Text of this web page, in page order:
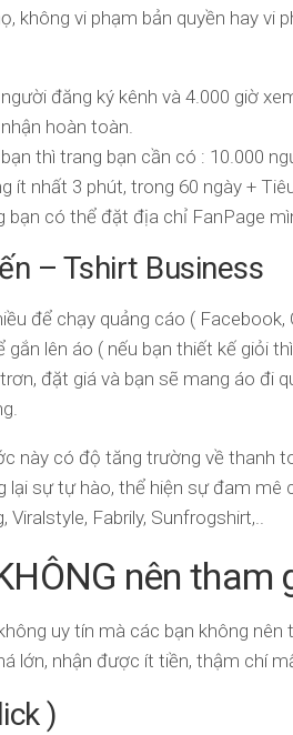
không vi phạm bản quyền hay vi
đăng ký kênh và 4.000 giờ
hoàn toàn.
thì trang bạn cần có : 10.000
nhất 3 phút, trong 60 ngày +
có thể đặt địa chỉ FanPage
– Tshirt Business
để chạy quảng cáo ( Facebook,
lên áo ( nếu bạn thiết kế giỏi
đặt giá và bạn sẽ mang áo đi
này có độ tăng trường về thanh
sự tự hào, thể hiện sự đam mê
Fabrily, Sunfrogshirt,..
nên tham
uy tín mà các bạn không
lớn, nhận được ít tiền, thậm chí
)